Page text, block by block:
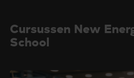
Cursussen New
School